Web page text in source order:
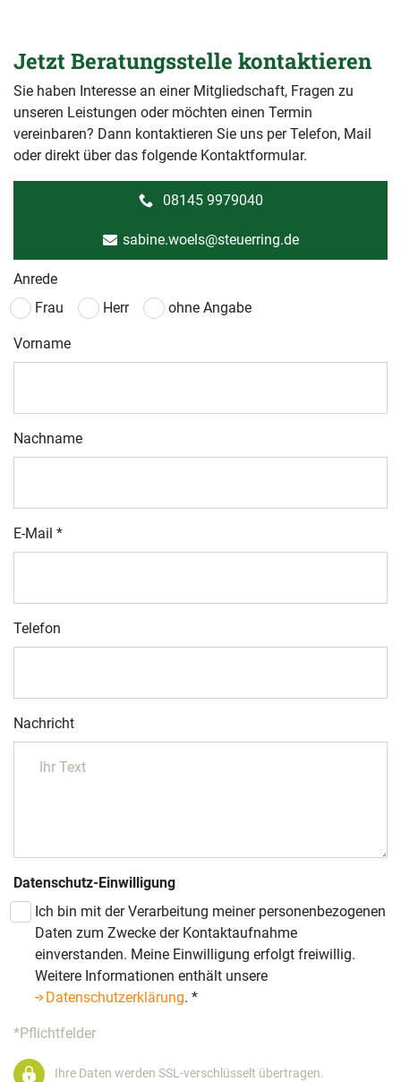
Jetzt Beratungsstelle kontaktieren
Sie haben Interesse an einer Mitgliedschaft, Fragen zu
unseren Leistungen oder möchten einen Termin
vereinbaren? Dann kontaktieren Sie uns per Telefon, Mail
oder direkt über das folgende Kontaktformular.
08145 9979040
sabine.woels@steuerring.de
Anrede
Frau
Herr ohne Angabe
Vorname
Nachname
E-Mail *
Telefon
Nachricht
Datenschutz-Einwilligung
Ich bin mit der Verarbeitung meiner personenbezogenen
Daten zum Zwecke der Kontaktaufnahme
einverstanden. Meine Einwilligung erfolgt freiwillig.
Weitere Informationen enthält unsere
Datenschutzerklärung. *
*Pflichtfelder
Ihre Daten werden SSL-verschlüsselt übertragen.